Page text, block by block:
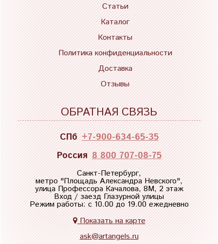
Статьи
Каталог
Контакты
Политика конфиденциальности
Доставка
Отзывы
ОБРАТНАЯ СВЯЗЬ
СПб +7-900-634-65-35
Россия 8 800 707-08-75
Санкт-Петербург,
метро "Площадь Александра Невского",
улица Профессора Качалова, 8М, 2 этаж
Вход / заезд Глазурной улицы
Режим работы: с 10.00 до 19.00 ежедневно
Показать на карте
ask@artangels.ru